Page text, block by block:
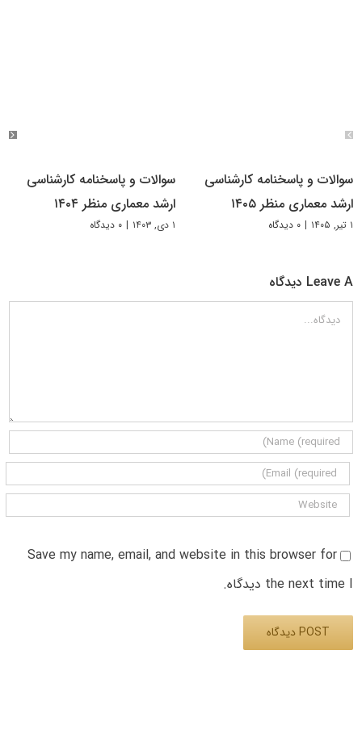
سوالات و پاسخنامه کارشناسی
ارشد معماری منظر ۱۴۰۵
۱ تیر, ۱۴۰۵ | ۰ دیدگاه
سوالات و پاسخنامه کارشناسی
ارشد معماری منظر ۱۴۰۴
۱ دی, ۱۴۰۳ | ۰ دیدگاه
Leave A دیدگاه
دیدگاه
Save my name, email, and website in this browser for
the next time I دیدگاه.